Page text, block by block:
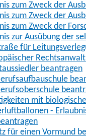
zum Zweck der
zum Zweck der
zum Zweck der
zur Ausübung der
für
beantragen
mit
-
für einen Vormund